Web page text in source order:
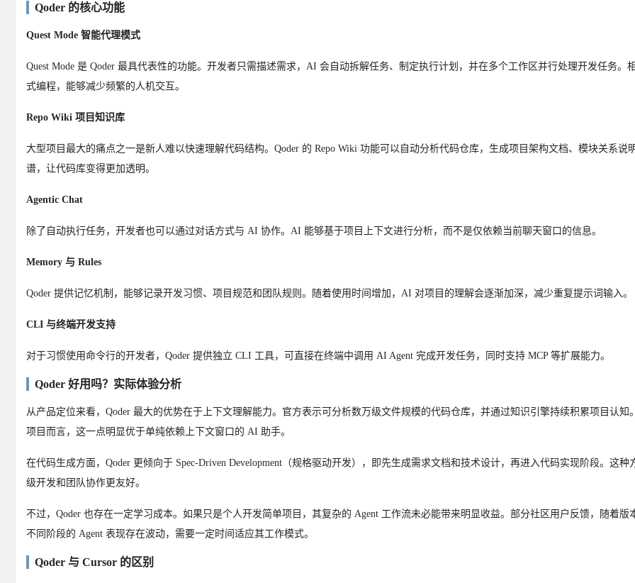
Qoder 的核心功能
Quest Mode 智能代理模式
Quest Mode 是 Qoder 最具代表性的功能。开发者只需描述需求，AI 会自动拆解任务、制定执行计划，并在多个工作区并行处理开发任务。
式编程，能够减少频繁的人机交互。
Repo Wiki 项目知识库
大型项目最大的痛点之一是新人难以快速理解代码结构。Qoder 的 Repo Wiki 功能可以自动分析代码仓库，生成项目架构文档、模块关系说
谱，让代码库变得更加透明。
Agentic Chat
除了自动执行任务，开发者也可以通过对话方式与 AI 协作。AI 能够基于项目上下文进行分析，而不是仅依赖当前聊天窗口的信息。
Memory 与 Rules
Qoder 提供记忆机制，能够记录开发习惯、项目规范和团队规则。随着使用时间增加，AI 对项目的理解会逐渐加深，减少重复提示词输入。
CLI 与终端开发支持
对于习惯使用命令行的开发者，Qoder 提供独立 CLI 工具，可直接在终端中调用 AI Agent 完成开发任务，同时支持 MCP 等扩展能力。
Qoder 好用吗？实际体验分析
从产品定位来看，Qoder 最大的优势在于上下文理解能力。官方表示可分析数万级文件规模的代码仓库，并通过知识引擎持续积累项目认知
项目而言，这一点明显优于单纯依赖上下文窗口的 AI 助手。
在代码生成方面，Qoder 更倾向于 Spec-Driven Development（规格驱动开发），即先生成需求文档和技术设计，再进入代码实现阶段。这种
级开发和团队协作更友好。
不过，Qoder 也存在一定学习成本。如果只是个人开发简单项目，其复杂的 Agent 工作流未必能带来明显收益。部分社区用户反馈，随着版
不同阶段的 Agent 表现存在波动，需要一定时间适应其工作模式。
Qoder 与 Cursor 的区别